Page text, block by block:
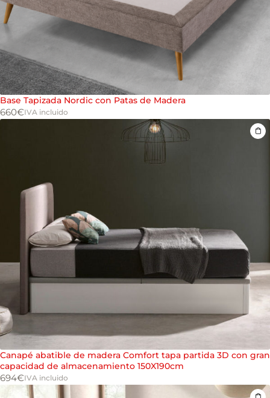
Base Tapizada Nordic con Patas de Madera
660€IVA incluido
Canapé abatible de madera Comfort tapa partida 3D con gran
capacidad de almacenamiento 150X190cm
694€IVA incluido